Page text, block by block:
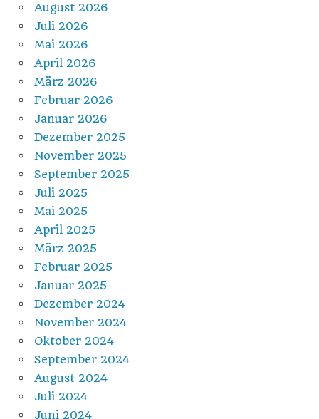
August 2026
Juli 2026
Mai 2026
April 2026
März 2026
Februar 2026
Januar 2026
Dezember 2025
November 2025
September 2025
Juli 2025
Mai 2025
April 2025
März 2025
Februar 2025
Januar 2025
Dezember 2024
November 2024
Oktober 2024
September 2024
August 2024
Juli 2024
Juni 2024